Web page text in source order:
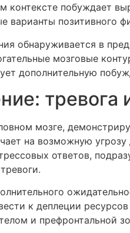
контексте побуждает
варианты позитивного
обнаруживается в
мозговые
дополнительную
тревога
мозге,
на возможную
ответов,
к деплеции
и префронтальной